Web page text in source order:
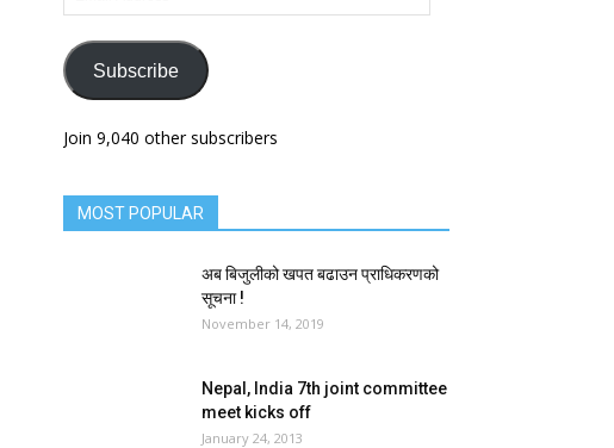
Address
Subscribe
Join 9,040 other subscribers
MOST POPULAR
अब बिजुलीको खपत बढाउन प्राधिकरणको
सूचना !
November 14, 2019
Nepal, India 7th joint committee
meet kicks off
January 24, 2013